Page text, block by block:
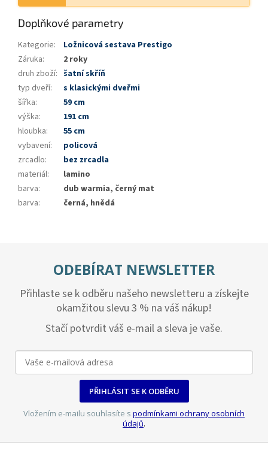
Doplňkové parametry
Kategorie:
Ložnicová sestava Prestigo
Záruka:
2 roky
druh zboží: šatní skříň
typ dveří:
s klasickými dveřmi
šířka:
59 cm
výška:
191 cm
hloubka:
55 cm
vybavení:
policová
zrcadlo:
bez zrcadla
materiál:
lamino
barva:
dub warmia, černý mat
barva: černá, hnědá
ODEBÍRAT NEWSLETTER
Přihlaste se k odběru našeho newsletteru a získejte
okamžitou slevu 3 % na váš nákup!
Stačí potvrdit váš e-mail a sleva je vaše.
PŘIHLÁSIT SE K ODBĚRU
Vložením e-mailu souhlasíte s podmínkami ochrany osobních
údajů.